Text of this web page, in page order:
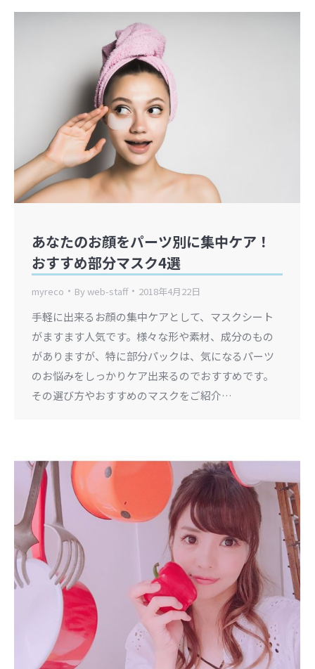
あなたのお顔をパーツ別に集中ケア！
おすすめ部分マスク4選
myreco Byweb-staff 2018年4月22日
手軽に出来るお顔の集中ケアとして、マスクシート
がますます人気です。様々な形や素材、成分のもの
がありますが、特に部分パックは、気になるパーツ
のお悩みをしっかりケア出来るのでおすすめです。
その選び方やおすすめのマスクをご紹介…